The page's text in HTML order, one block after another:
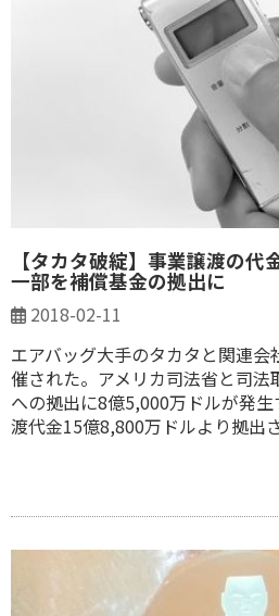
【タカタ破綻】事業譲渡の代
一部を補償基金の拠出に
2018-02-11
エアバッグ大手のタカタと関連
催された。アメリカ司法省と司
への拠出に8億5,000万ドルが発
渡代金15億8,800万ドルより拠出